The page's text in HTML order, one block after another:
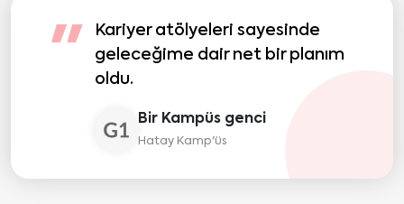
"
Kariyer atölyeleri sayesinde
geleceğime dair net bir planım
oldu.
Bir Kampüs genci
Hatay Kamp'üs